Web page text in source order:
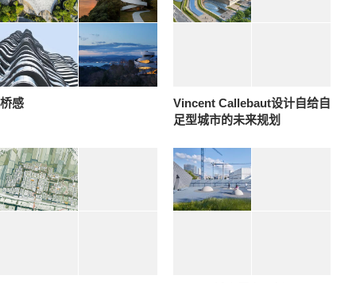
桥感
Vincent Callebaut设计自给自
足型城市的未来规划